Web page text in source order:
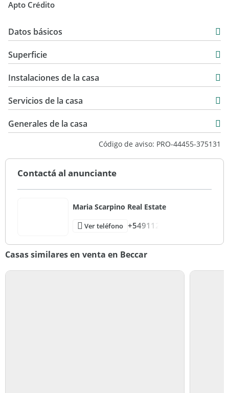
CMCPSI 7113 - CUCICBA 9421
Apto Crédito
Datos básicos
Venta
USD 235.000
Superficie
179 m2
60 m2
Instalaciones de la casa
Servicios de la casa
Generales de la casa
Código de aviso: PRO-44455-375131
Contactá al anunciante
Maria Scarpino Real Estate
Ver teléfono +549112
Casas similares en venta en Beccar